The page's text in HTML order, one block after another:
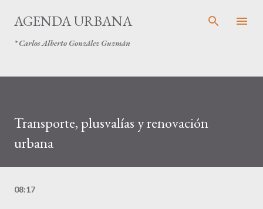
Ir al contenido principal
AGENDA URBANA
* Carlos Alberto González Guzmán
Transporte, plusvalías y renovación
urbana
08:17